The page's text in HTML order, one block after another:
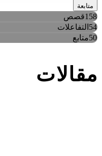
متابعة
158قصص
54 التفاعلات
50متابع
مقالات